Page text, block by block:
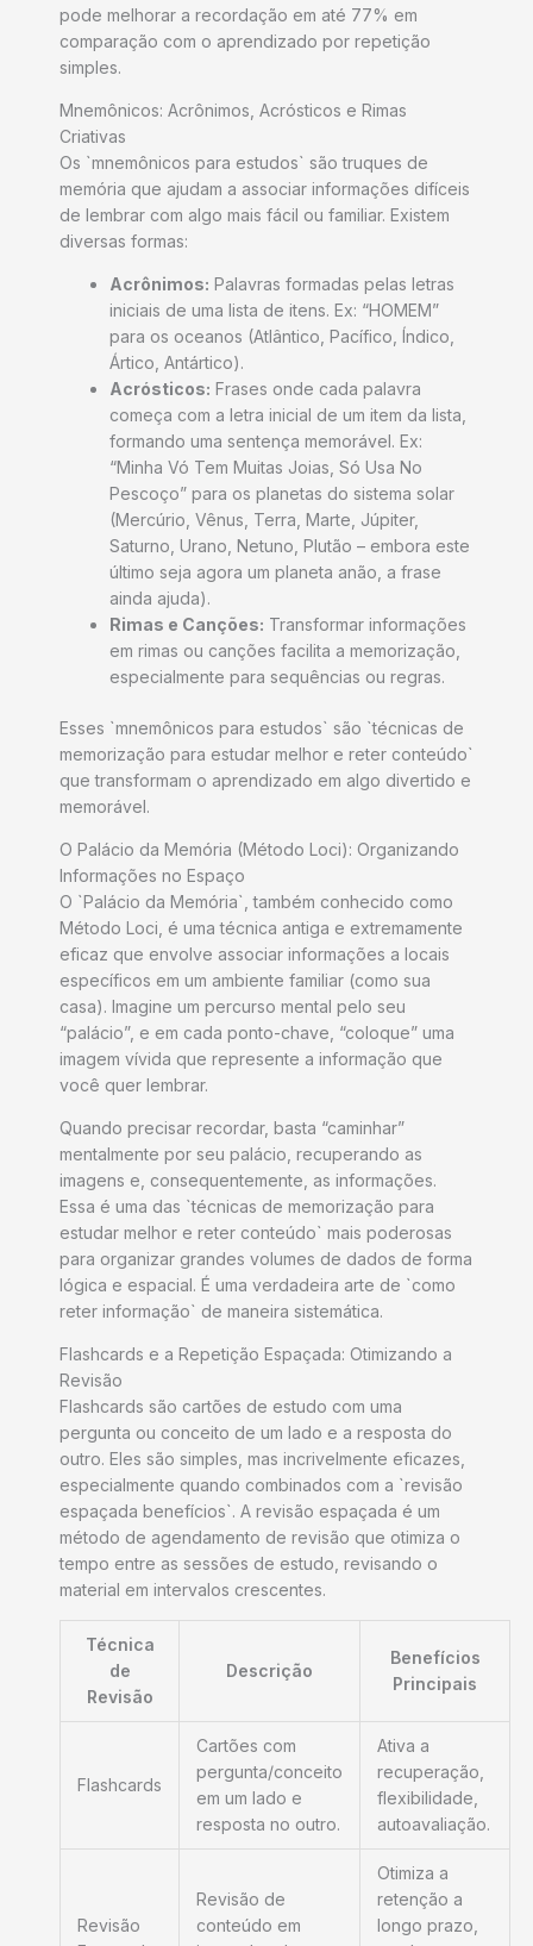
pode melhorar a recordação em até 77% em
comparação com o aprendizado por repetição
simples.
Mnemônicos: Acrônimos, Acrósticos e Rimas
Criativas
Os `mnemônicos para estudos` são truques de
memória que ajudam a associar informações difíceis
de lembrar com algo mais fácil ou familiar. Existem
diversas formas:
Acrônimos: Palavras formadas pelas letras
iniciais de uma lista de itens. Ex: “HOMEM”
para os oceanos (Atlântico, Pacífico, Índico,
Ártico, Antártico).
Acrósticos: Frases onde cada palavra
começa com a letra inicial de um item da lista,
formando uma sentença memorável. Ex:
“Minha Vó Tem Muitas Joias, Só Usa No
Pescoço” para os planetas do sistema solar
(Mercúrio, Vênus, Terra, Marte, Júpiter,
Saturno, Urano, Netuno, Plutão – embora este
último seja agora um planeta anão, a frase
ainda ajuda).
Rimas e Canções: Transformar informações
em rimas ou canções facilita a memorização,
especialmente para sequências ou regras.
Esses `mnemônicos para estudos` são `técnicas de
memorização para estudar melhor e reter conteúdo`
que transformam o aprendizado em algo divertido e
memorável.
O Palácio da Memória (Método Loci): Organizando
Informações no Espaço
O `Palácio da Memória`, também conhecido como
Método Loci, é uma técnica antiga e extremamente
eficaz que envolve associar informações a locais
específicos em um ambiente familiar (como sua
casa). Imagine um percurso mental pelo seu
“palácio”, e em cada ponto-chave, “coloque” uma
imagem vívida que represente a informação que
você quer lembrar.
Quando precisar recordar, basta “caminhar”
mentalmente por seu palácio, recuperando as
imagens e, consequentemente, as informações.
Essa é uma das `técnicas de memorização para
estudar melhor e reter conteúdo` mais poderosas
para organizar grandes volumes de dados de forma
lógica e espacial. É uma verdadeira arte de `como
reter informação` de maneira sistemática.
Flashcards e a Repetição Espaçada: Otimizando a
Revisão
Flashcards são cartões de estudo com uma
pergunta ou conceito de um lado e a resposta do
outro. Eles são simples, mas incrivelmente eficazes,
especialmente quando combinados com a `revisão
espaçada benefícios`. A revisão espaçada é um
método de agendamento de revisão que otimiza o
tempo entre as sessões de estudo, revisando o
material em intervalos crescentes.
Técnica
de
Revisão
Descrição
Benefícios
Principais
Flashcards
Cartões com
pergunta/conceito
em um lado e
resposta no outro.
Ativa a
recuperação,
flexibilidade,
autoavaliação.
Revisão
Revisão de
conteúdo em
Otimiza a
retenção a
longo prazo,